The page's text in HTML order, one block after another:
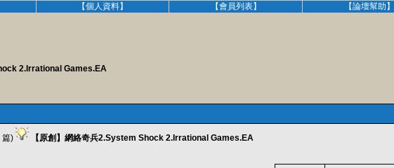
【個人資料】 【會員列表】 【論壇幫助】
2.Irrational Games.EA
篇) 【原創】網絡奇兵2.System Shock 2.Irrational Games.EA